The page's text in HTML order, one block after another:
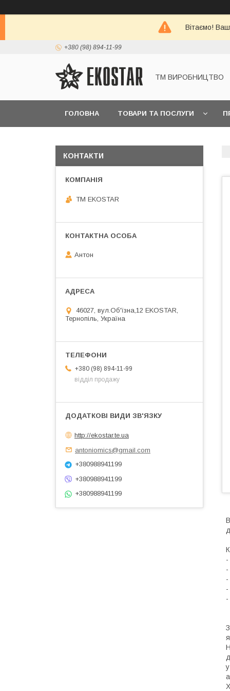
Вітаємо!
+380 (98) 894-11-99
ТМ ВИРОБНИЦТВО
ГОЛОВНА ТОВАРИ ТА ПОСЛУГИ
-
-
-
-
-
КОНТАКТИ
ТМ EKOSTAR
Антон
46027, вул.Об'їзна,12 EKOSTAR,
Тернопіль, Україна
+380 (98) 894-11-99
відділ продажу
http://ekostar.te.ua
antoniomics@gmail.com
+380988941199
+380988941199
+380988941199